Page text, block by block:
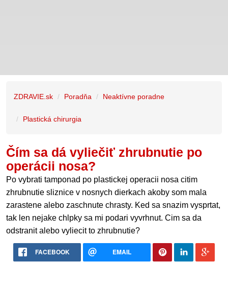
ZDRAVIE.sk Poradňa Neaktívne poradne
Plastická chirurgia
Čím sa dá vyliečiť zhrubnutie po
operácii nosa?
Po vybrati tamponad po plastickej operacii nosa citim
zhrubnutie sliznice v nosnych dierkach akoby som mala
zarastene alebo zaschnute chrasty. Ked sa snazim vysprtat,
tak len nejake chlpky sa mi podari vyvrhnut. Cim sa da
odstranit alebo vyliecit to zhrubnutie?
FACEBOOK EMAIL